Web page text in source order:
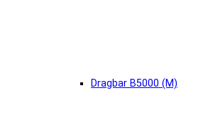
Dragbar B5000 (М)